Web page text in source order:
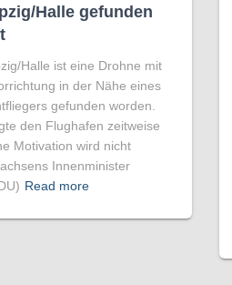
Halle gefunden
Halle ist eine Drohne mit
in der Nähe eines
gefunden worden.
den Flughafen zeitweise
Motivation wird nicht
Innenminister
Read more